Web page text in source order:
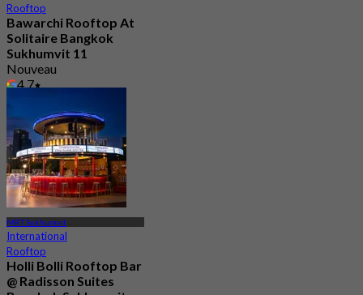
Rooftop
Bawarchi Rooftop At
Solitaire Bangkok
Sukhumvit 11
Nouveau
4.7
MRT Sukhumvit
International
Rooftop
Holli Bolli Rooftop Bar
@ Radisson Suites